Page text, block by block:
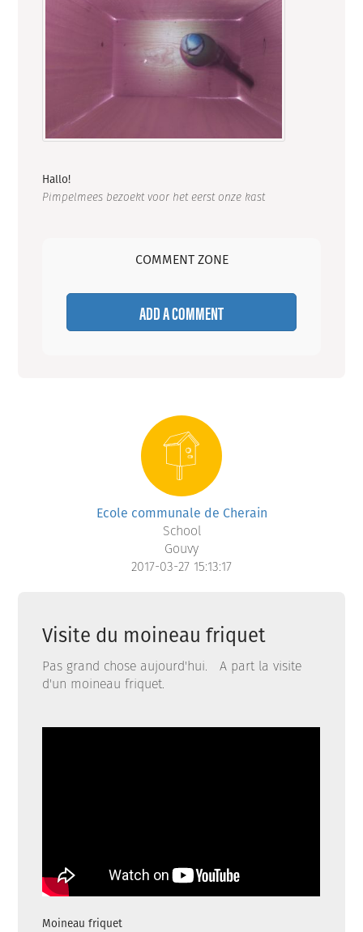
Hallo!
Pimpelmees bezoekt voor het eerst onze kast
COMMENT ZONE
ADD A COMMENT
Ecole communale de Cherain
School
Gouvy
2017-03-27 15:13:17
Visite du moineau friquet
Pas grand chose aujourd'hui. A part la visite
d'un moineau friquet.
Moineau friquet